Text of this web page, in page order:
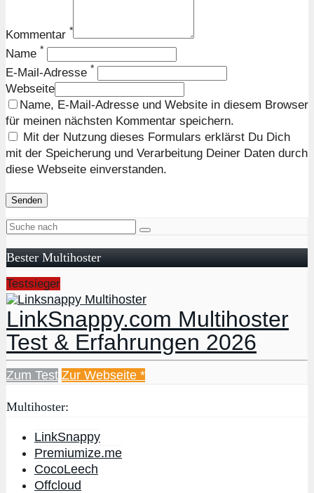
Kommentar *
Name *
E-Mail-Adresse *
Webseite
Name, E-Mail-Adresse und Website in diesem Browser
für meinen nächsten Kommentar speichern.
Mit der Nutzung dieses Formulars erklärst Du Dich
mit der Speicherung und Verarbeitung Deiner Daten durch
diese Webseite einverstanden.
Bester Multihoster
Testsieger
LinkSnappy.com Multihoster
Test & Erfahrungen 2026
Zum Test Zur Webseite *
Multihoster:
LinkSnappy
Premiumize.me
CocoLeech
Offcloud